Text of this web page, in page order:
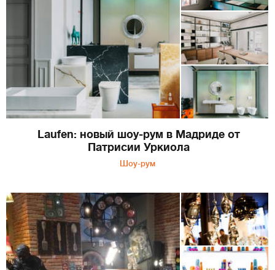
Laufen: новый шоу-рум в Мадриде от
Патрисии Уркиола
Шоу-рум